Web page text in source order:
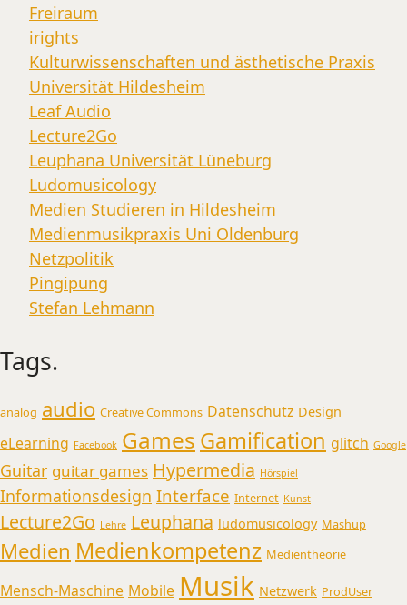
Freiraum
irights
Kulturwissenschaften und ästhetische Praxis
Universität Hildesheim
Leaf Audio
Lecture2Go
Leuphana Universität Lüneburg
Ludomusicology
Medien Studieren in Hildesheim
Medienmusikpraxis Uni Oldenburg
Netzpolitik
Pingipung
Stefan Lehmann
Tags.
analog audio Creative Commons Datenschutz Design
eLearning Facebook Games Gamification glitch Google
Guitar guitar games Hypermedia Hörspiel
Informationsdesign Interface Internet Kunst
Lecture2Go Lehre Leuphana ludomusicology Mashup
Medien Medienkompetenz Medientheorie
Mensch-Maschine Mobile Musik Netzwerk ProdUser